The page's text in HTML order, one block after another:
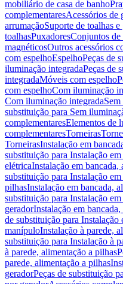
mobiliário de casa de banho
complementaresAcessórios de
arrumaçãoSuporte de toalhas e
toalhasPuxadoresConjuntos de
magnéticosOutros acessórios
com espelhoEspelhoPeças de
iluminação integradaPeças de
integradaMóveis com espelho
com espelhoCom iluminação
Com iluminação integrada
substituição para Sem
complementaresElementos de
complementaresTorneiras
TorneirasInstalação em
substituição para Instalação
elétricaInstalação em bancada,
substituição para Instalação
pilhasInstalação em bancada,
substituição para Instalação
geradorInstalação em
de substituição para
manípuloInstalação à parede,
substituição para Instalação à
à parede, alimentação a pilhas
parede, alimentação a pilhas
geradorPeças de substituição